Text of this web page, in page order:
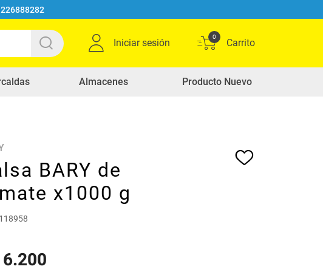
Iniciar sesión
0
Almacenes Producto Nuevo
BARY de
x1000 g
118958
.200